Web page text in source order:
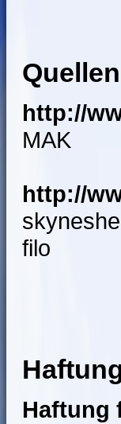
http://
MAK
http://
filo
Haftung